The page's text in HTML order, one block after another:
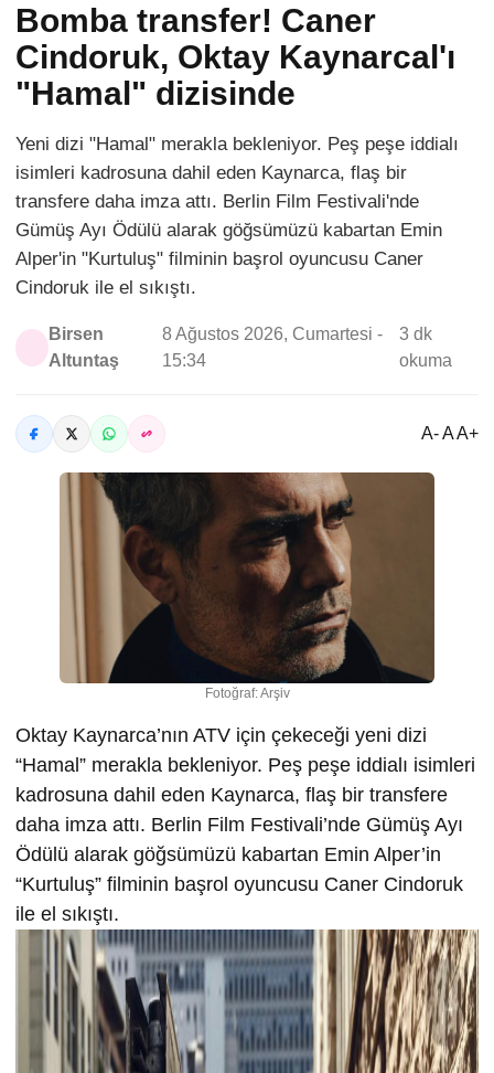
Bomba transfer! Caner
Cindoruk, Oktay Kaynarcal'ı
"Hamal" dizisinde
Yeni dizi "Hamal" merakla bekleniyor. Peş peşe iddialı
isimleri kadrosuna dahil eden Kaynarca, flaş bir
transfere daha imza attı. Berlin Film Festivali'nde
Gümüş Ayı Ödülü alarak göğsümüzü kabartan Emin
Alper'in "Kurtuluş" filminin başrol oyuncusu Caner
Cindoruk ile el sıkıştı.
Birsen
Altuntaş
8 Ağustos 2026, Cumartesi -
15:34
3 dk
okuma
A- A A+
Fotoğraf: Arşiv
Oktay Kaynarca’nın ATV için çekeceği yeni dizi
“Hamal” merakla bekleniyor. Peş peşe iddialı isimleri
kadrosuna dahil eden Kaynarca, flaş bir transfere
daha imza attı. Berlin Film Festivali’nde Gümüş Ayı
Ödülü alarak göğsümüzü kabartan Emin Alper’in
“Kurtuluş” filminin başrol oyuncusu Caner Cindoruk
ile el sıkıştı.